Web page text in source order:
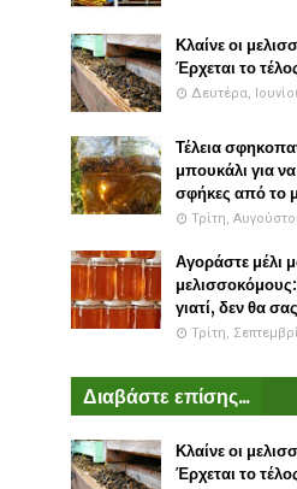
Κλαίνε οι
Έρχεται το
Δευτέρα,
Τέλεια
μπουκάλι για
σφήκες από το
Τρίτη,
Αγοράστε μέλι
γιατί, δεν θα
Τρίτη,
Διαβάστε επίσης...
Κλαίνε οι
Έρχεται το